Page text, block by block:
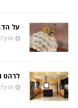
על
מרץ 7, 2022
לרהט
מרץ 7, 2022